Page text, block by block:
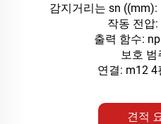
감지거리는 sn
작동 전압
출력 함수:
보호 범
연결: m12 4
견적